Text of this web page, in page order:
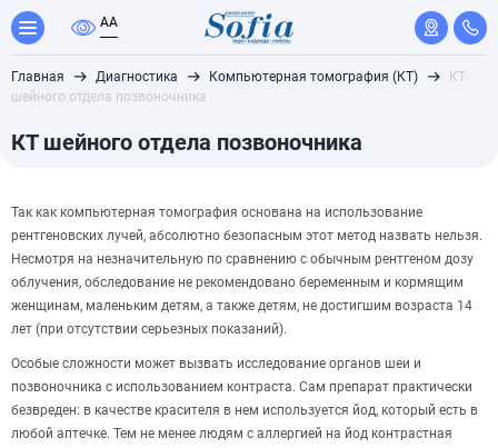
AA
Главная Диагностика Компьютерная томография (КТ)
КТ
шейного отдела позвоночника
КТ шейного отдела позвоночника
Так как компьютерная томография основана на использование
рентгеновских лучей, абсолютно безопасным этот метод назвать нельзя.
Несмотря на незначительную по сравнению с обычным рентгеном дозу
облучения, обследование не рекомендовано беременным и кормящим
женщинам, маленьким детям, а также детям, не достигшим возраста 14
лет (при отсутствии серьезных показаний).
Особые сложности может вызвать исследование органов шеи и
позвоночника с использованием контраста. Сам препарат практически
безвреден: в качестве красителя в нем используется йод, который есть в
любой аптечке. Тем не менее людям с аллергией на йод контрастная